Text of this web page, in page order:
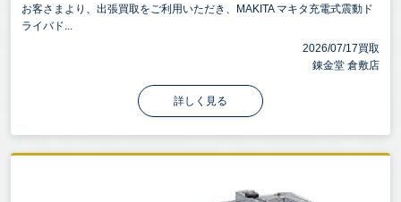
お客さまより、出張買取をご利用いただき、MAKITA マキタ充電式震動ド
ライバド...
2026/07/17買取
錬金堂 倉敷店
詳しく見る